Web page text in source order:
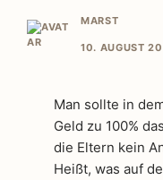
MARST
10. AUGUST
Man sollte in
Geld zu 100%
die Eltern kein
Heißt, was auf